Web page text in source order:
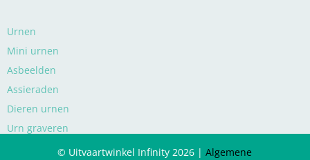
Urnen
Mini urnen
Asbeelden
Assieraden
Dieren urnen
Urn graveren
© Uitvaartwinkel Infinity 2026 |Algemene